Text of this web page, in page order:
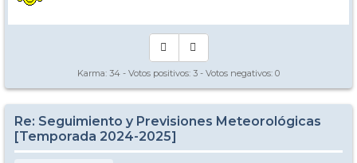
Karma: 34 - Votos positivos: 3 - Votos negativos: 0
Re: Seguimiento y Previsiones Meteorológicas
[Temporada 2024-2025]